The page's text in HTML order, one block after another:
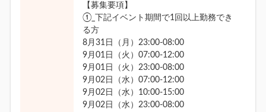
【募集要項】
①_下記イベント期間で1回以上勤務でき
る方
8月31日（月）23:00-08:00
9月01日（火）07:00-12:00
9月01日（火）23:00-08:00
9月02日（水）07:00-12:00
9月02日（水）10:00-15:00
9月02日（水）23:00-08:00